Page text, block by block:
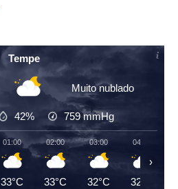
Tempe
Muito nublado
42% 759mmHg
01:00
33°C
02:00
33°C
03:00
32°C
04:00
32°C
›